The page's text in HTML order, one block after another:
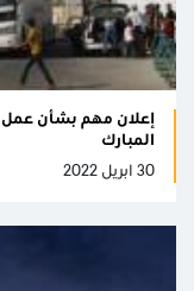
إعلان مهم بشأن عمل
المبارك
30 ابريل 2022